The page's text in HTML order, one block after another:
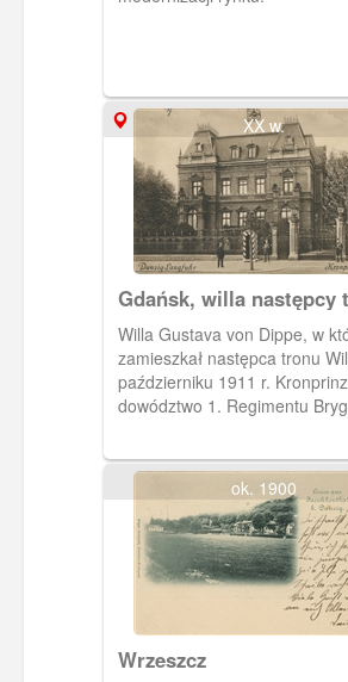
XX w.
Gdańsk, willa następcy
przy Hauptstrasse
Willa Gustava von Dippe, w
zamieszkał następca tronu
październiku 1911 r.
dowództwo 1. Regimentu
się przy Hauptstrasse 98
Grunwaldzka 114). Obieg
ok. 1900
Wrzeszcz